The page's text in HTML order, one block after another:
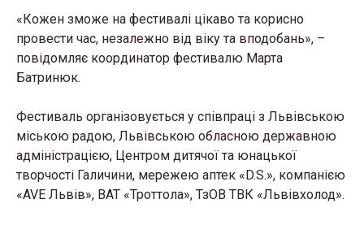
«Кожен зможе на фестивалі цікаво та корисно
провести час, незалежно від віку та вподобань», –
повідомляє координатор фестивалю Марта
Батринюк.
Фестиваль організовується у співпраці з Львівською
міською радою, Львівською обласною державною
адміністрацією, Центром дитячої та юнацької
творчості Галичини, мережею аптек «D.S.», компанією
«AVE Львів», ВАТ «Троттола», ТзОВ ТВК «Львівхолод».